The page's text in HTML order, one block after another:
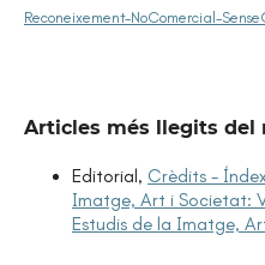
Reconeixement-NoComercial-
Articles més llegits del
Editorial, Crèdits -
Imatge, Art i Societat:
Estudis de la Imatge,